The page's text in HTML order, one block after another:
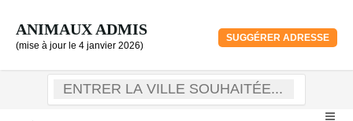
ANIMAUX ADMIS
(mise à jour le 4 janvier 2026)
SUGGÉRER ADRESSE